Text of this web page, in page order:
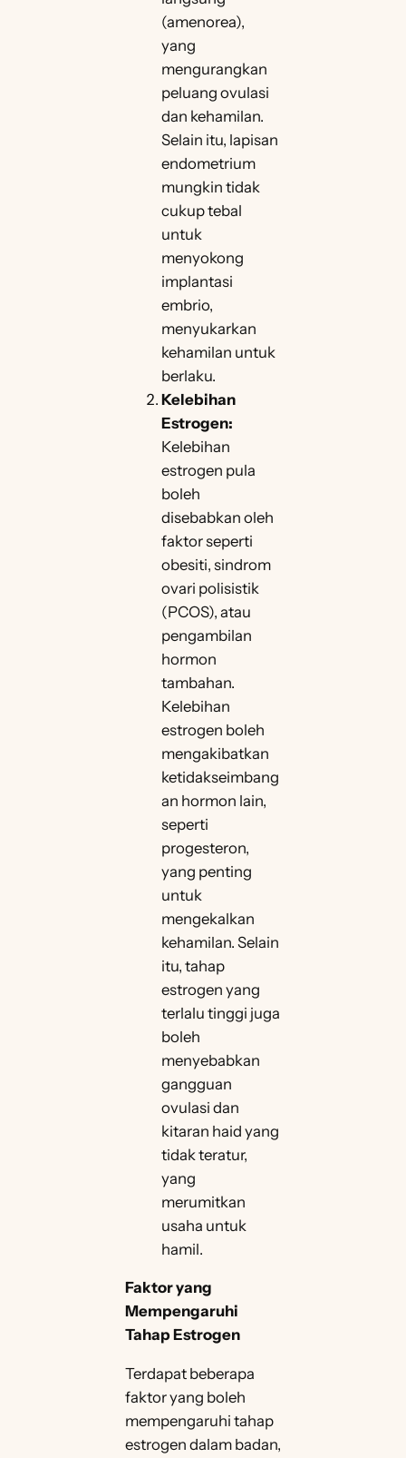
(amenorea),
yang
mengurangkan
peluang ovulasi
dan kehamilan.
Selain itu, lapisan
endometrium
mungkin tidak
cukup tebal
untuk
menyokong
implantasi
embrio,
menyukarkan
kehamilan untuk
berlaku.
Kelebihan
Estrogen:
Kelebihan
estrogen pula
boleh
disebabkan oleh
faktor seperti
obesiti, sindrom
ovari polisistik
(PCOS), atau
pengambilan
hormon
tambahan.
Kelebihan
estrogen boleh
mengakibatkan
ketidakseimbang
an hormon lain,
seperti
progesteron,
yang penting
untuk
mengekalkan
kehamilan. Selain
itu, tahap
estrogen yang
terlalu tinggi juga
boleh
menyebabkan
gangguan
ovulasi dan
kitaran haid yang
tidak teratur,
yang
merumitkan
usaha untuk
hamil.
Faktor yang
Mempengaruhi
Tahap Estrogen
Terdapat beberapa
faktor yang boleh
mempengaruhi tahap
estrogen dalam badan,